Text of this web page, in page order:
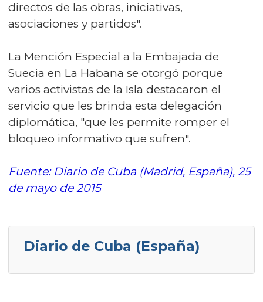
directos de las obras, iniciativas,
asociaciones y partidos".
La Mención Especial a la Embajada de
Suecia en La Habana se otorgó porque
varios activistas de la Isla destacaron el
servicio que les brinda esta delegación
diplomática, "que les permite romper el
bloqueo informativo que sufren".
Fuente: Diario de Cuba (Madrid, España), 25
de mayo de 2015
Diario de Cuba (España)